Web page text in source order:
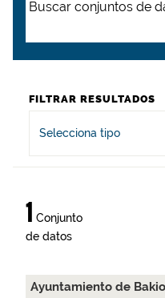
FILTRAR RESULTADOS
Selecciona tipo
1 Conjunto
de datos
Ayuntamiento de Bakio